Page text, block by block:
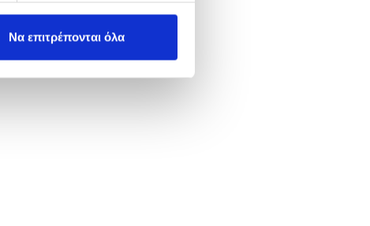
Να επιτρέπονται όλα